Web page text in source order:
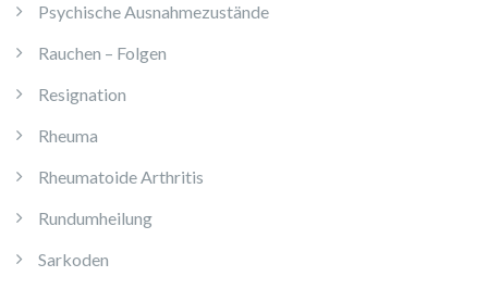
Psychische Ausnahmezustände
Rauchen – Folgen
Resignation
Rheuma
Rheumatoide Arthritis
Rundumheilung
Sarkoden